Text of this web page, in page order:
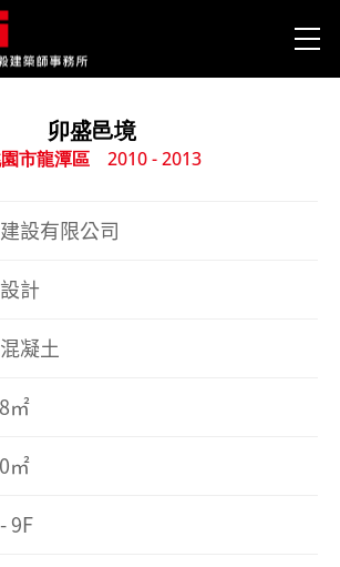
卯盛邑境
市龍潭區2010 - 2013
設有限公司
計
凝土
㎡
㎡
9F